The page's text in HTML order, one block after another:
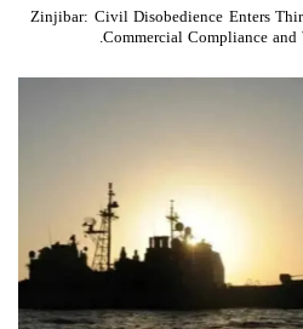
Zinjibar: Civil Disobedience Enters
Commercial Compliance and